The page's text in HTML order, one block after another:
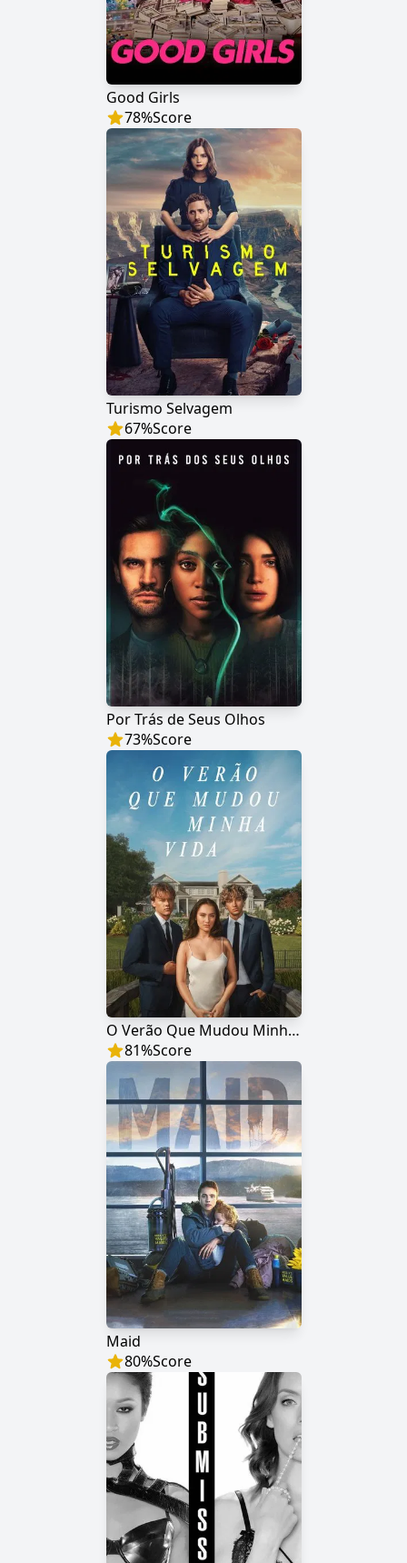
Good Girls
78%Score
Turismo Selvagem
67%Score
Por Trás de Seus Olhos
73%Score
O Verão Que Mudou Minha Vida
81%Score
Maid
80%Score